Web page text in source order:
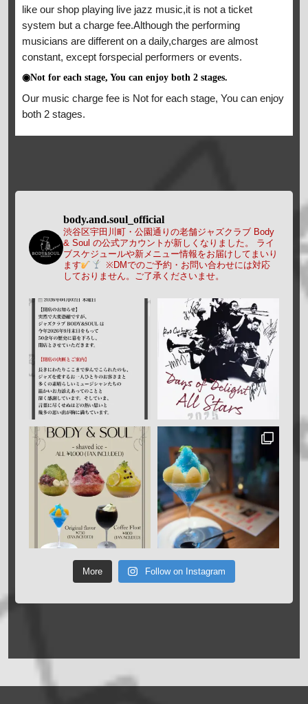
like our shop playing live jazz music,it is not a ticket
system but a charge fee.Although the performing
musicians are different on a daily,charges are almost
constant, except forspecial performers or events.
◉Not for each stage, You can enjoy both 2 stages.
Our music charge fee is Not for each stage, You can enjoy
both 2 stages.
body.and.soul_official
渋谷区宇田川町・公園通りの老舗ジャズクラブ Body
& Soul の公式アカウントが新しくなりました。
ライ
ブスケジュールや新メニュー情報をお届けしてまいり
ます
※DMでのご予約・お問い合わせには対応
しておりません。ご了承くださいませ。
More Follow on Instagram